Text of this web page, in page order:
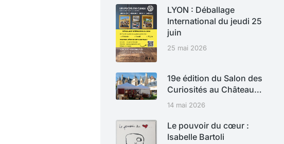
LYON : Déballage
International du jeudi 25
juin
25 mai 2026
19e édition du Salon des
Curiosités au Château…
14 mai 2026
Le pouvoir du cœur :
Isabelle Bartoli